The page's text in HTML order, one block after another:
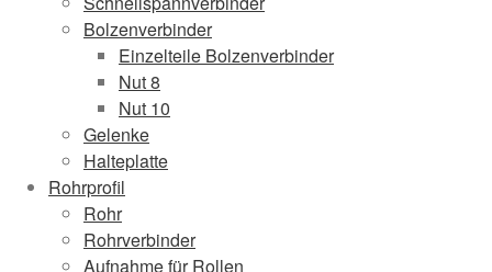
Bolzenverbinder
Einzelteile Bolzenverbinder
Nut 8
Nut 10
Gelenke
Halteplatte
Rohrprofil
Rohr
Rohrverbinder
Aufnahme für Rollen